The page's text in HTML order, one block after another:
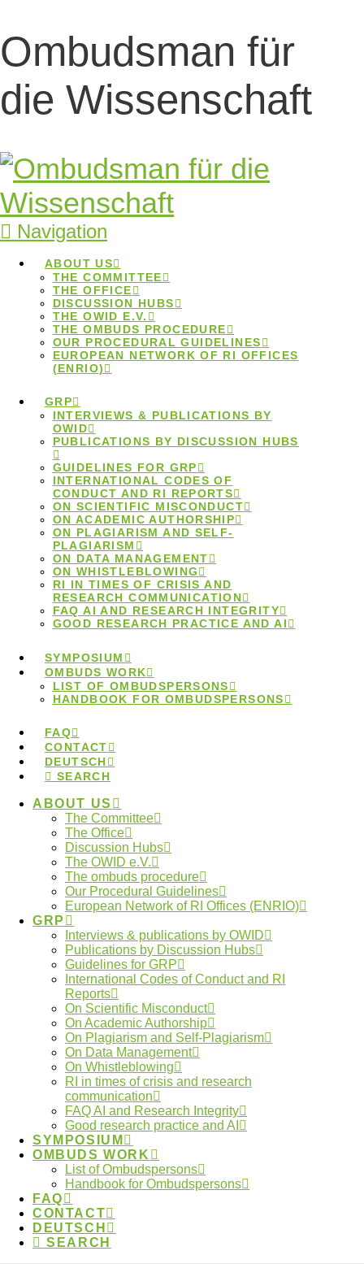
Ombudsman für
die Wissenschaft
Navigation
ABOUT US
THE COMMITTEE
THE OFFICE
DISCUSSION HUBS
THE OWID E.V.
THE OMBUDS PROCEDURE
OUR PROCEDURAL GUIDELINES
EUROPEAN NETWORK OF RI OFFICES
(ENRIO)
GRP
INTERVIEWS & PUBLICATIONS BY
OWID
PUBLICATIONS BY DISCUSSION HUBS
GUIDELINES FOR GRP
INTERNATIONAL CODES OF
CONDUCT AND RI REPORTS
ON SCIENTIFIC MISCONDUCT
ON ACADEMIC AUTHORSHIP
ON PLAGIARISM AND SELF-
PLAGIARISM
ON DATA MANAGEMENT
ON WHISTLEBLOWING
RI IN TIMES OF CRISIS AND
RESEARCH COMMUNICATION
FAQ AI AND RESEARCH INTEGRITY
GOOD RESEARCH PRACTICE AND AI
SYMPOSIUM
OMBUDS WORK
LIST OF OMBUDSPERSONS
HANDBOOK FOR OMBUDSPERSONS
FAQ
CONTACT
DEUTSCH
SEARCH
ABOUT US
The Committee
The Office
Discussion Hubs
The OWID e.V.
The ombuds procedure
Our Procedural Guidelines
European Network of RI Offices (ENRIO)
GRP
Interviews & publications by OWID
Publications by Discussion Hubs
Guidelines for GRP
International Codes of Conduct and RI
Reports
On Scientific Misconduct
On Academic Authorship
On Plagiarism and Self-Plagiarism
On Data Management
On Whistleblowing
RI in times of crisis and research
communication
FAQ AI and Research Integrity
Good research practice and AI
SYMPOSIUM
OMBUDS WORK
List of Ombudspersons
Handbook for Ombudspersons
FAQ
CONTACT
DEUTSCH
SEARCH
Bericht zum
Workshoptag
Die Dialogforen veranstalteten in Kooperation mit der
OWID-Geschäftsstelle am 16. Juli 2025 einen
Workshoptag zu “Herausforderungen in der
Ombudspraxis: Strategien für Beratung und
Vermittlung“. Dieser Bericht fasst die wichtigsten
Inhalte zusammen.
10.October 2025
“Tag der guten
wissenschaftlichen
Praxis” an der Freien
Universität Berlin
Am 19.11.2025 findet an der Freien Universität Berlin
der Tag der guten wissenschaftlichen Praxis und die
feierliche Verleihung des Rosalind-Franklin-Preises
für wissenschaftliche Integrität statt.
16.April 2025
Berlin University
Alliance launcht
Online-Kurs zur GWP
Der von der Berlin University Alliance in
Zusammenarbeit mit Expert:innen gestaltete E-
Learning Kurs „Good Research Practice for Doctoral
Researchers“ geht online.
14.March 2025
Workshoptag für
Ombudspersonen
Die Dialogforen des Ombudsgremiums für die
wissenschaftliche Integrität in Deutschland (OWID)
veranstalten am 16. Juli 2025 einen Workshoptag
zum Thema “Herausforderungen in der
Ombudspraxis: Strategien für Beratung und
Vermittlung”
24.January 2023
Research Data | & |
Artificial Intelligence
and RI